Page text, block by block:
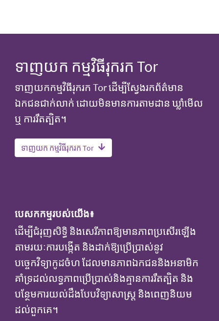
ទាញយក កម្មវិធីរុករក Tor
ទាញយកកម្មវិធីរុករក Tor ដើម្បីស្វែងរកព័ត៌មាន
ឯកជនជាក់លាក់ ដោយមិនមានការតាមដាន ឃ្លាំមើល
ឬ ការរឹតត្បិត។​
ទាញយក កម្មវិធីរុករក Tor
បេសកកម្មរបស់យើង៖
ដើម្បីជំរុញសិទ្ធិ និងសេរីភាពឱ្យមានភាពប្រសើរឡើង
តាមរយៈការបង្កើត និងដាក់ឱ្យប្រើប្រាស់នូវ
បច្ចេកវិទ្យាកូដចំហ ដែលមានភាពឯកជននិងអនាមិក
គាំទ្រដល់លទ្ធភាពប្រើប្រាស់និងគ្មានការរឹតត្បិត និង
បន្ថែមការយល់ដឹងបែបវិទ្យាសាស្ត្រ និងពេញនិយម
ដល់ពួកគេ។